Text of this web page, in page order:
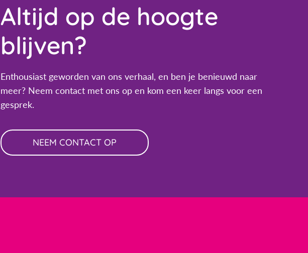
Altijd op de hoogte
blijven?
Enthousiast geworden van ons verhaal, en ben je benieuwd naar
meer? Neem contact met ons op en kom een keer langs voor een
gesprek.
NEEM CONTACT OP